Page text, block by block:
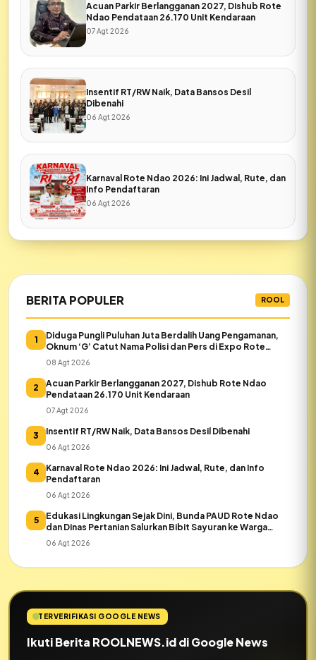
Acuan Parkir Berlangganan 2027, Dishub Rote
Ndao Pendataan 26.170 Unit Kendaraan
07 Agt 2026
Insentif RT/RW Naik, Data Bansos Desil
Dibenahi
06 Agt 2026
Karnaval Rote Ndao 2026: Ini Jadwal, Rute, dan
Info Pendaftaran
06 Agt 2026
BERITA POPULER ROOL
1
Diduga Pungli Puluhan Juta Berdalih Uang Pengamanan,
Oknum ‘G’ Catut Nama Polisi dan Pers di Expo Rote
Ndao
08 Agt 2026
2
Acuan Parkir Berlangganan 2027, Dishub Rote Ndao
Pendataan 26.170 Unit Kendaraan
07 Agt 2026
3 Insentif RT/RW Naik, Data Bansos Desil Dibenahi
06 Agt 2026
4
Karnaval Rote Ndao 2026: Ini Jadwal, Rute, dan Info
Pendaftaran
06 Agt 2026
5
Edukasi Lingkungan Sejak Dini, Bunda PAUD Rote Ndao
dan Dinas Pertanian Salurkan Bibit Sayuran ke Warga
Daeloni
06 Agt 2026
TERVERIFIKASI GOOGLE NEWS
Ikuti Berita ROOLNEWS.id di Google News